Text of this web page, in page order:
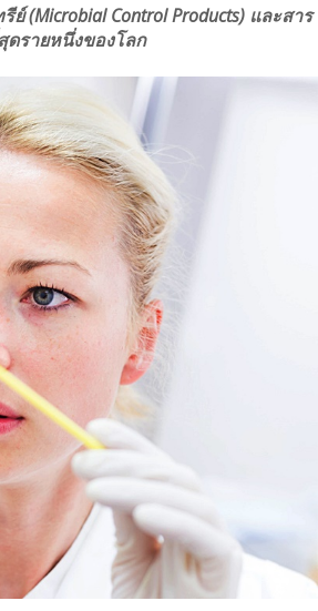
(Microbial Control Products) และสาร
ดรายหนึ่งของโลก